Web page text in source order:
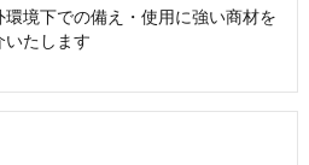
環境下での備え・使用に強い商材を
いたします